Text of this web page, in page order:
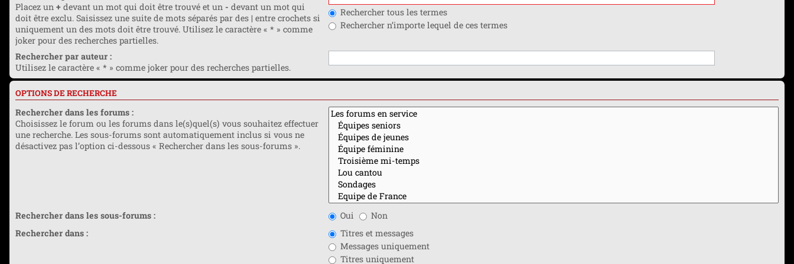
Placez un + devant un mot qui doit être trouvé et un - devant un mot qui
doit être exclu. Saisissez une suite de mots séparés par des | entre crochets si
uniquement un des mots doit être trouvé. Utilisez le caractère « * » comme
joker pour des recherches partielles.
Rechercher tous les termes
Rechercher n’importe lequel de ces termes
Rechercher par auteur :
Utilisez le caractère « * » comme joker pour des recherches partielles.
OPTIONS DE RECHERCHE
Rechercher dans les forums :
Choisissez le forum ou les forums dans le(s)quel(s) vous souhaitez effectuer
une recherche. Les sous-forums sont automatiquement inclus si vous ne
désactivez pas l’option ci-dessous « Rechercher dans les sous-forums ».
Rechercher dans les sous-forums : Oui
Non
Rechercher dans :
Titres et messages
Messages uniquement
Titres uniquement